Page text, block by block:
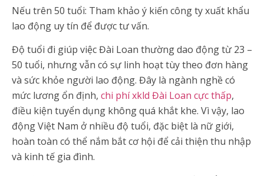
Nếu trên 50 tuổi: Tham khảo ý kiến công ty xuất khẩu
lao động uy tín để được tư vấn.
Độ tuổi đi giúp việc Đài Loan thường dao động từ 23 –
50 tuổi, nhưng vẫn có sự linh hoạt tùy theo đơn hàng
và sức khỏe người lao động. Đây là ngành nghề có
mức lương ổn định, chi phí xkld Đài Loan cực thấp,
điều kiện tuyển dụng không quá khắt khe. Vì vậy, lao
động Việt Nam ở nhiều độ tuổi, đặc biệt là nữ giới,
hoàn toàn có thể nắm bắt cơ hội để cải thiện thu nhập
và kinh tế gia đình.